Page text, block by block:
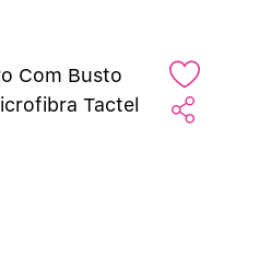
Com Busto
Tactel